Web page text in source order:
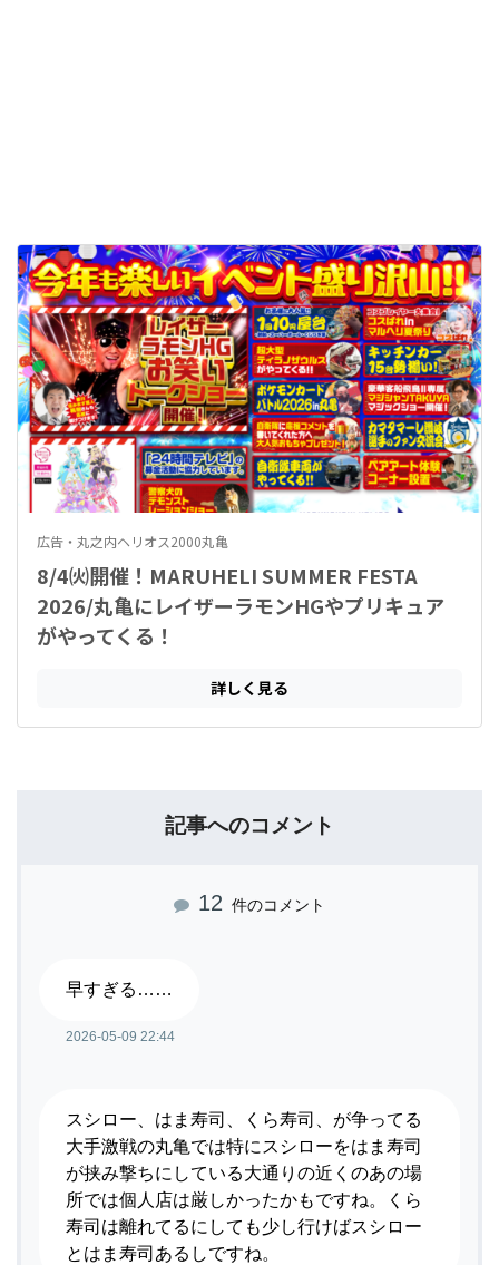
記事へのコメント
12 件のコメント
早すぎる……
2026-05-09 22:44
スシロー、はま寿司、くら寿司、が争ってる
大手激戦の丸亀では特にスシローをはま寿司
が挟み撃ちにしている大通りの近くのあの場
所では個人店は厳しかったかもですね。くら
寿司は離れてるにしても少し行けばスシロー
とはま寿司あるしですね。